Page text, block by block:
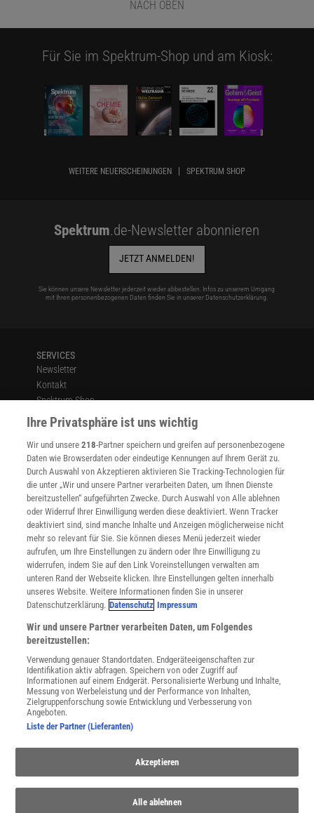
NACH OBEN
Für Sie im Spektrum-Shop und am Kiosk:
WEITERE NEUERSCHEINUNGEN SPEKTRUM SHOP
Spektrum.de-Newsletter abonnieren
JETZT ANMELDEN!
Sie können unsere Newsletter jederzeit wieder abbestellen. Infos zu unserem Umgang
mit Ihren personenbezogenen Daten finden Sie in unserer Datenschutzerklärung
SERVICES
Newsletter
Kontakt
Spektrum Shop
Im Handel kaufen
Verträge kündigen
INFO
Mediadaten
Datenschutz
Nutzungsbedingungen
Cookie-Einstellungen
Utiq verwalten
Nutzungsbasierte Onlinewerbung
Alle Artikel
Impressum
Angebote für Schulen
Angebote für Institutionen
Sprachen lernen mit Gymglish
Lexika
Für Spektrum schreiben
Zugänglichkeitserklärung
KielSCN
Wissenschaft in die Schulen
SciLogs
Ihre Privatsphäre ist uns wichtig
Wir und unsere218-Partner speichern und greifen auf personenbezogene
Daten wie Browserdaten oder eindeutige Kennungen auf Ihrem Gerät zu.
Durch Auswahl von Akzeptieren aktivieren Sie Tracking-Technologien für
die unter „Wir und unsere Partner verarbeiten Daten, um Ihnen Dienste
bereitzustellen“ aufgeführten Zwecke. Durch Auswahl von Alle ablehnen
oder Widerruf Ihrer Einwilligung werden diese deaktiviert. Wenn Tracker
deaktiviert sind, sind manche Inhalte und Anzeigen möglicherweise nicht
mehr so relevant für Sie. Sie können dieses Menü jederzeit wieder
aufrufen, um Ihre Einstellungen zu ändern oder Ihre Einwilligung zu
widerrufen, indem Sie auf den Link Voreinstellungen verwalten am
unteren Rand der Webseite klicken. Ihre Einstellungen gelten innerhalb
unseres Website. Weitere Informationen finden Sie in unserer
Datenschutzerklärung. Datenschutz Impressum
Wir und unsere Partner verarbeiten Daten, um Folgendes
bereitzustellen:
Verwendung genauer Standortdaten. Endgeräteeigenschaften zur
Identifikation aktiv abfragen. Speichern von oder Zugriff auf
Informationen auf einem Endgerät. Personalisierte Werbung und Inhalte,
Messung von Werbeleistung und der Performance von Inhalten,
Zielgruppenforschung sowie Entwicklung und Verbesserung von
Angeboten.
Liste der Partner (Lieferanten)
Akzeptieren
Alle ablehnen